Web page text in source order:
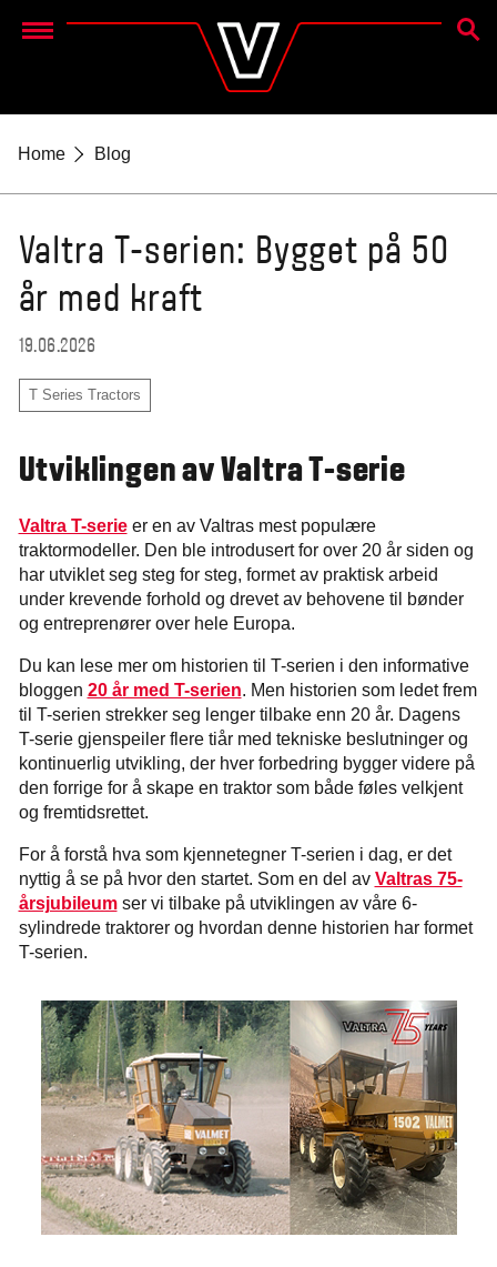
Menu
SØK
Home Blog
Valtra T-serien: Bygget på 50
år med kraft
19.06.2026
T Series Tractors
Utviklingen av Valtra T-serie
Valtra T-serieer en av Valtras mest populære
traktormodeller. Den ble introdusert for over 20 år siden og
har utviklet seg steg for steg, formet av praktisk arbeid
under krevende forhold og drevet av behovene til bønder
og entreprenører over hele Europa.
Du kan lese mer om historien til T-serien i den informative
bloggen 20 år med T-serien. Men historien som ledet frem
til T-serien strekker seg lenger tilbake enn 20 år. Dagens
T-serie gjenspeiler flere tiår med tekniske beslutninger og
kontinuerlig utvikling, der hver forbedring bygger videre på
den forrige for å skape en traktor som både føles velkjent
og fremtidsrettet.
For å forstå hva som kjennetegner T-serien i dag, er det
nyttig å se på hvor den startet. Som en del av Valtras 75-
årsjubileumser vi tilbake på utviklingen av våre 6-
sylindrede traktorer og hvordan denne historien har formet
T-serien.